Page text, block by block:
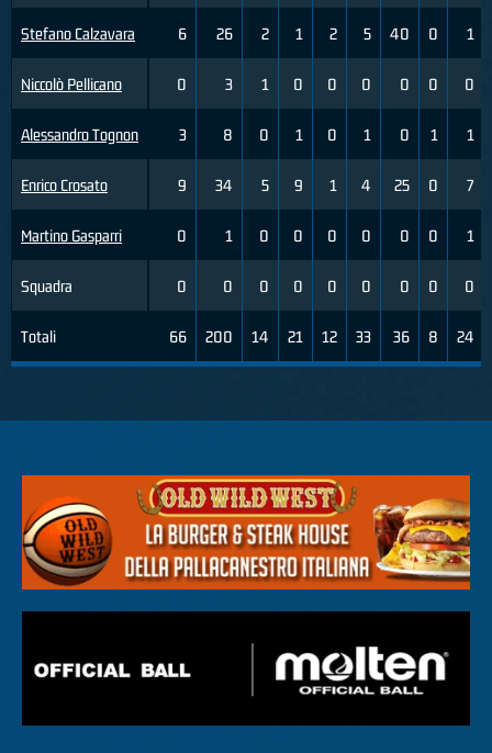
Stefano Calzavara
Niccolò Pellicano
Alessandro Tognon
Enrico Crosato
Martino Gasparri
Squadra
Totali
6 26 2 1 2 5 40 0 1
0 3 1 0 0 0 0 0 0
3 8 0 1 0 1 0 1 1
9 34 5 9 1 4 25 0 7
0 1 0 0 0 0 0 0 1
0 0 0 0 0 0 0 0 0
66 200 14 21 12 33 36 8 24